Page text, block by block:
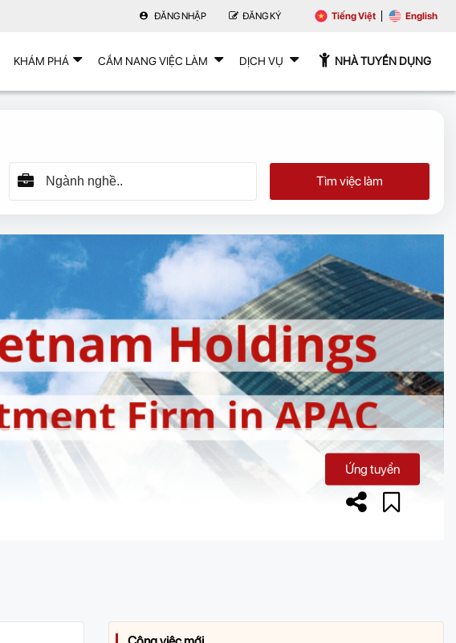
ĐĂNG NHẬP ĐĂNG KÝ Tiếng Việt English
KHÁM PHÁ CẨM NANG VIỆC LÀM DỊCH VỤ NHÀ TUYỂN DỤNG
Tìm việc làm
Ứng tuyển